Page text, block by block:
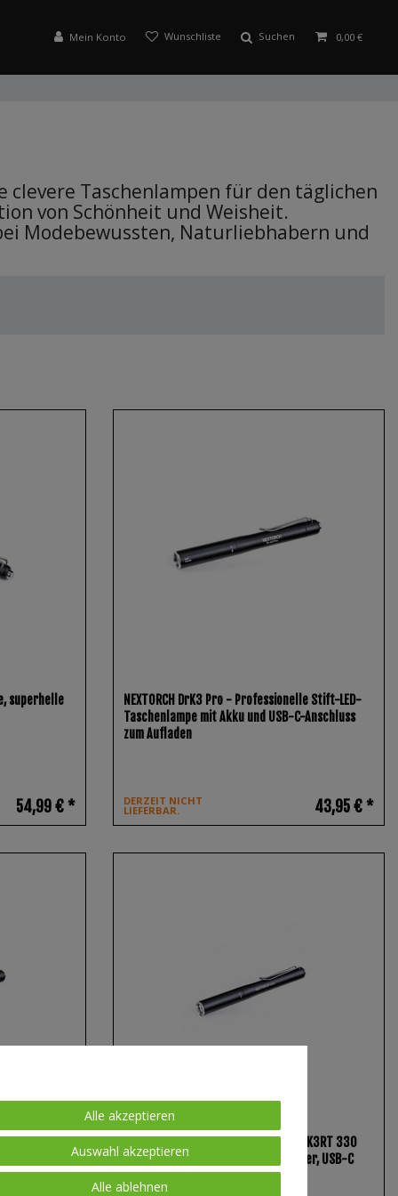
Mein Konto Suchen 0,00 €
clevere Taschenlampen für den täglichen
von Schönheit und Weisheit.
Modebewussten, Naturliebhabern und
superhelle
54,99 € *
NEXTORCH DrK3 Pro - Professionelle Stift-LED-
Taschenlampe mit Akku und USB-C-Anschluss
zum Aufladen
DERZEIT NICHT
LIEFERBAR. 43,95 € *
mit
NEXTORCH K3RT - Tactical Penlight K3RT 330
Lumen mit Nano-Keramik Glasbrecher, USB-C
inkl. Akku
Alle akzeptieren
Auswahl akzeptieren
Alle ablehnen